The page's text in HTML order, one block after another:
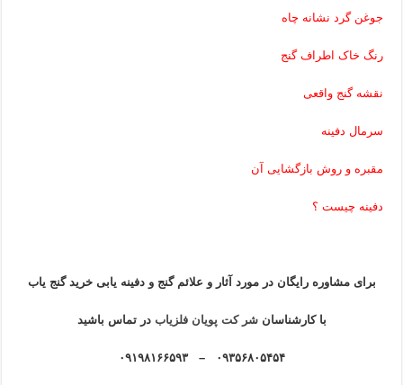
جوغن گرد نشانه چاه
رنگ خاک اطراف گنج
نقشه گنج واقعی
سرمال دفینه
مقبره و روش بازگشایی آن
دفینه چیست ؟
برای مشاوره رایگان در مورد آثار و علائم گنج و دفینه یابی خرید گنج یاب
با کارشناسانشر کت پویان فلزیاب در تماس باشید
۰۹۳۵۶۸۰۵۴۵۴ – ۰۹۱۹۸۱۶۶۵۹۳